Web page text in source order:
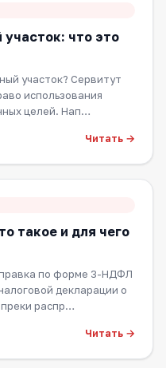
что это
участок? Сервитут
использования
целей. Нап…
Читать →
такое и для чего
по форме 3-НДФЛ
декларации о
распр…
Читать →